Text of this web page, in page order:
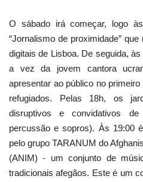
O sábado irá começar, logo
“Jornalismo de proximidade”
digitais de Lisboa. De seguida,
a vez da jovem cantora
apresentar ao público no
refugiados. Pelas 18h, os
disruptivos e convidativos de
percussão e sopros). Às 19:00
pelo grupo TARANUM do
(ANIM) - um conjunto de
tradicionais afegãos. Este é um